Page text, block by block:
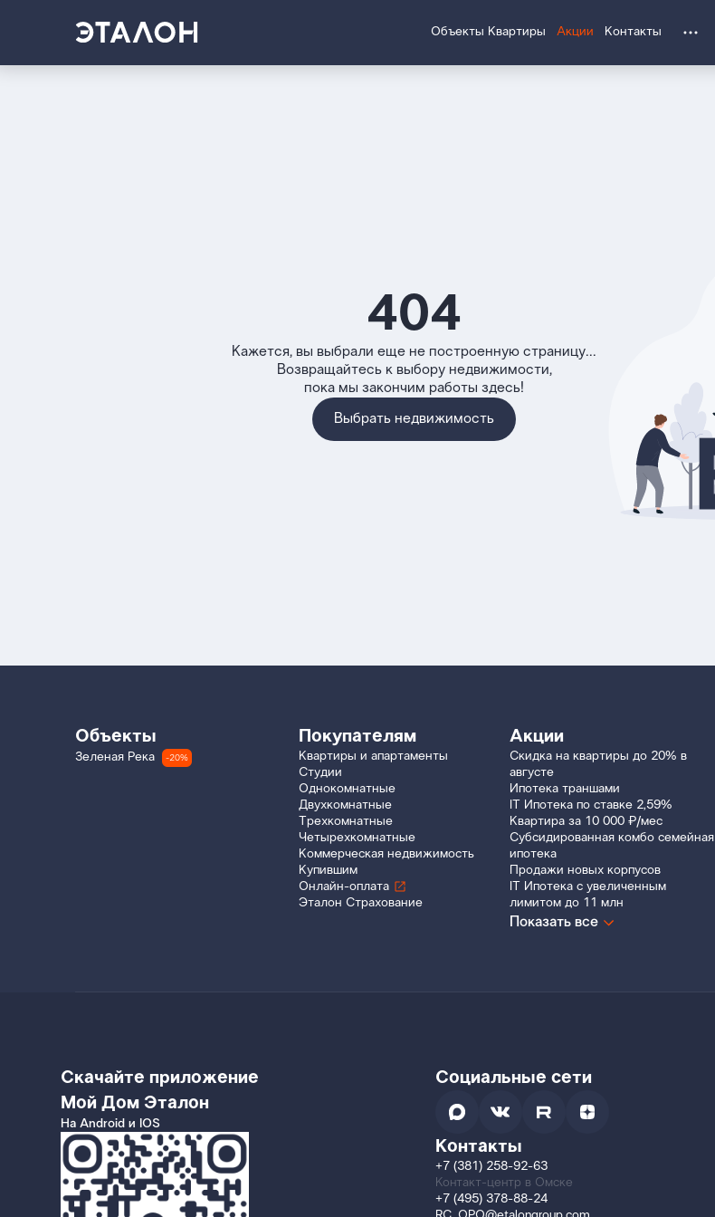
Объекты Квартиры Акции Контакты
404
Кажется, вы выбрали еще не построенную страницу...
Возвращайтесь к выбору недвижимости,
пока мы закончим работы здесь!
Выбрать недвижимость
Объекты
Зеленая Река -20%
Покупателям
Квартиры и апартаменты
Студии
Однокомнатные
Двухкомнатные
Трехкомнатные
Четырехкомнатные
Коммерческая недвижимость
Купившим
Онлайн-оплата
Эталон Страхование
Акции
Скидка на квартиры до 20% в
августе
Ипотека траншами
IT Ипотека по ставке 2,59%
Квартира за 10 000 ₽/мес
Субсидированная комбо семейная
ипотека
Продажи новых корпусов
IT Ипотека с увеличенным
лимитом до 11 млн
Показать все
Скачайте приложение
Мой Дом Эталон
На Android и IOS
Социальные сети
Контакты
+7 (381) 258-92-63
Контакт-центр в Омске
+7 (495) 378-88-24